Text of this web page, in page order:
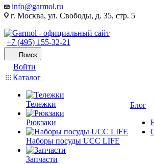
info@garmol.ru
г. Москва, ул. Свободы, д. 35, стр. 5
+7 (495) 155-32-21
Поиск
Войти
Каталог
Тележки
Рюкзаки
Наборы посуды UCC LIFE
Запчасти
Блог